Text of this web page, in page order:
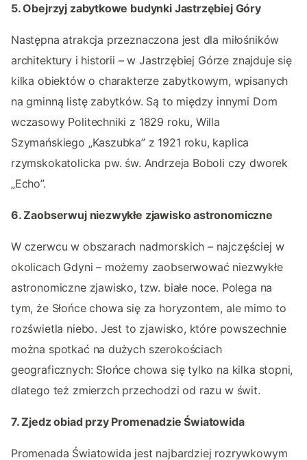
5. Obejrzyj zabytkowe budynki Jastrzębiej Góry
Następna atrakcja przeznaczona jest dla miłośników
architektury i historii – w Jastrzębiej Górze znajduje się
kilka obiektów o charakterze zabytkowym, wpisanych
na gminną listę zabytków. Są to między innymi Dom
wczasowy Politechniki z 1829 roku, Willa
Szymańskiego „Kaszubka” z 1921 roku, kaplica
rzymskokatolicka pw. św. Andrzeja Boboli czy dworek
„Echo”.
6. Zaobserwuj niezwykłe zjawisko astronomiczne
W czerwcu w obszarach nadmorskich – najczęściej w
okolicach Gdyni – możemy zaobserwować niezwykłe
astronomiczne zjawisko, tzw. białe noce. Polega na
tym, że Słońce chowa się za horyzontem, ale mimo to
rozświetla niebo. Jest to zjawisko, które powszechnie
można spotkać na dużych szerokościach
geograficznych: Słońce chowa się tylko na kilka stopni,
dlatego też zmierzch przechodzi od razu w świt.
7. Zjedz obiad przy Promenadzie Światowida
Promenada Światowida jest najbardziej rozrywkowym